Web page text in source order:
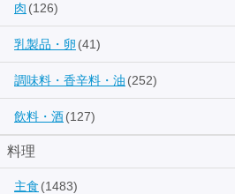
肉 (126)
乳製品・卵 (41)
調味料・香辛料・油 (252)
飲料・酒(127)
料理
主食 (1483)